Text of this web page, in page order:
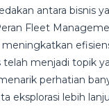
antara bisnis
Fleet
meningkatkan
menjadi topik
perhatian
eksplorasi lebih